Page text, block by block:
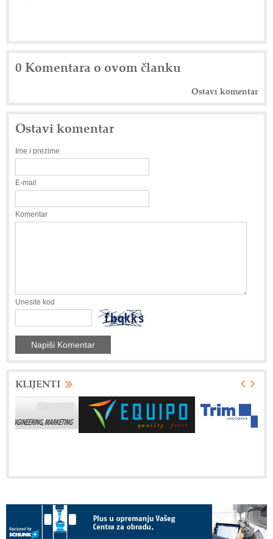
0 Komentara o ovom članku
Ostavi komentar
Ostavi komentar
Ime i prezime
E-mail
Komentar
Unesite kod
KLIJENTI